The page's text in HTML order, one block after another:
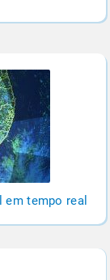
tempo real